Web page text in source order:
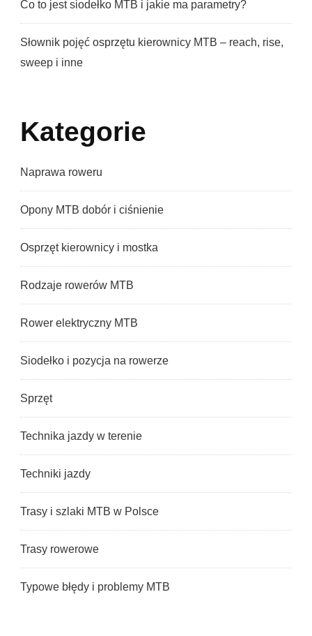
Co to jest siodełko MTB i jakie ma parametry?
Słownik pojęć osprzętu kierownicy MTB – reach, rise,
sweep i inne
Kategorie
Naprawa roweru
Opony MTB dobór i ciśnienie
Osprzęt kierownicy i mostka
Rodzaje rowerów MTB
Rower elektryczny MTB
Siodełko i pozycja na rowerze
Sprzęt
Technika jazdy w terenie
Techniki jazdy
Trasy i szlaki MTB w Polsce
Trasy rowerowe
Typowe błędy i problemy MTB